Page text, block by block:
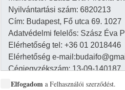
Elfogadom a Felhasználói szerződést.